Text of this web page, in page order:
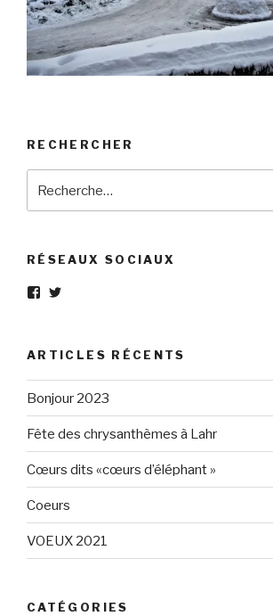
RECHERCHER
pour
RÉSEAUX SOCIAUX
Voir
Eléphant-
Gris-
160596147294205
sur
Facebook
Voir
elephantgris
sur
Twitter
ARTICLES RÉCENTS
Bonjour 2023
Fête des chrysanthèmes à Lahr
Cœurs dits «cœurs d’éléphant »
Coeurs
VOEUX 2021
CATÉGORIES